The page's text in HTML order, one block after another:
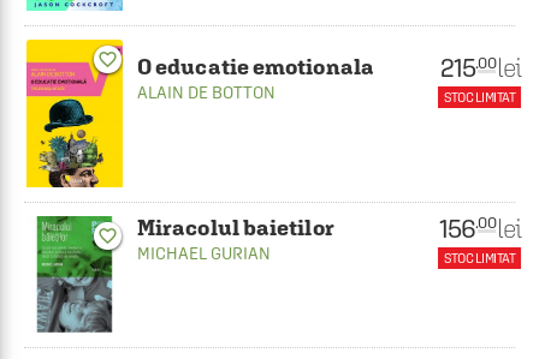
favorite_border O educatie emotionala
ALAIN DE BOTTON
215.00 lei
STOC LIMITAT
favorite_border Miracolul baietilor
MICHAEL GURIAN
156.00 lei
STOC LIMITAT